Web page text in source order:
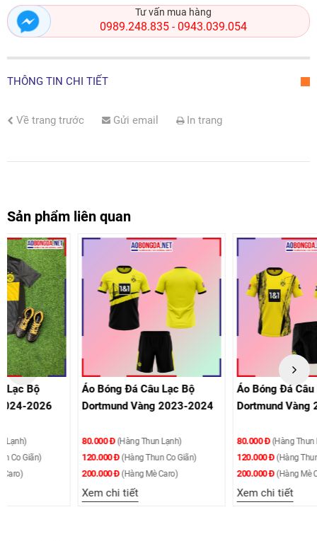
Tư vấn mua hàng
0989.248.835- 0943.039.054
THÔNG TIN CHI TIẾT
Về trang trước Gửi email In trang
Sản phẩm liên quan
Áo Bóng Đá Câu Lạc Bộ
Dortmund Vàng 2023-2024
80.000 Đ (Hàng Thun Lạnh)
120.000 Đ (Hàng Thun Co Giãn)
(Hàng Mè Caro)
Xem chi tiết
Áo Bóng Đá Câu Lạc Bộ
Dortmund Vàng 2022-2023
80.000 Đ (Hàng Thun Lạnh)
120.000 Đ (Hàng Thun Co Giãn)
(Hàng Mè Caro)
Xem chi tiết